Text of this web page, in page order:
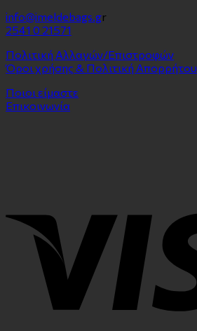
info@imeldebags.gr
2541 0 21571
Πολιτική Αλλαγών/Επιστροφών
Όροι χρήσης & Πολιτική Απορρήτου
Ποιοι είμαστε
Επικοινωνία